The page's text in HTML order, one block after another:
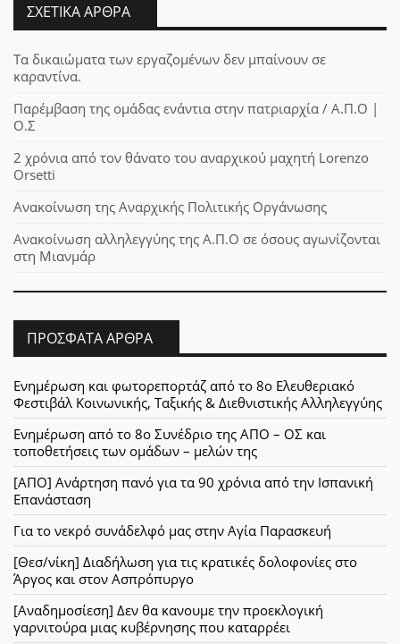
ΣΧΕΤΙΚΆ ΆΡΘΡΑ
Τα δικαιώματα των εργαζομένων δεν μπαίνουν σε
καραντίνα.
Παρέμβαση της ομάδας ενάντια στην πατριαρχία / Α.Π.Ο |
Ο.Σ
2 χρόνια από τον θάνατο του αναρχικού μαχητή Lorenzo
Orsetti
Ανακοίνωση της Αναρχικής Πολιτικής Οργάνωσης
Ανακοίνωση αλληλεγγύης της Α.Π.Ο σε όσους αγωνίζονται
στη Μιανμάρ
ΠΡΌΣΦΑΤΑ ΆΡΘΡΑ
Ενημέρωση και φωτορεπορτάζ από το 8ο Ελευθεριακό
Φεστιβάλ Κοινωνικής, Ταξικής & Διεθνιστικής Αλληλεγγύης
Ενημέρωση από το 8ο Συνέδριο της ΑΠΟ – ΟΣ και
τοποθετήσεις των ομάδων – μελών της
[ΑΠΟ] Ανάρτηση πανό για τα 90 χρόνια από την Ισπανική
Επανάσταση
Για το νεκρό συνάδελφό μας στην Αγία Παρασκευή
[Θεσ/νίκη] Διαδήλωση για τις κρατικές δολοφονίες στο
Άργος και στον Ασπρόπυργο
[Αναδημοσίεση] Δεν θα κανουμε την προεκλογική
γαρνιτούρα μιας κυβέρνησης που καταρρέει